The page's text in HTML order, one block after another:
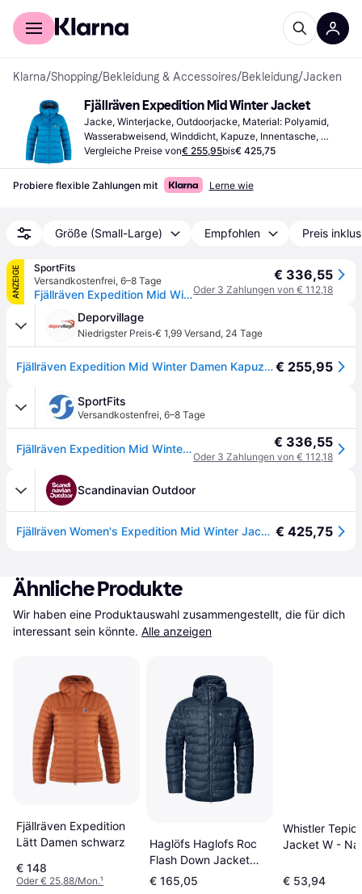
Für Shopper
Klarna/Shopping/Bekleidung & Accessoires/Bekleidung/Jacken
Fjällräven Expedition Mid Winter Jacket
Jacke, Winterjacke, Outdoorjacke, Material: Polyamid,
Wasserabweisend, Winddicht, Kapuze, Innentasche,
Taschen
Vergleiche Preise von€ 255,95bis€ 425,75
Probiere flexible Zahlungen mit Lerne wie
Größe (Small-Large) Empfohlen Preis
ANZEIGE
SportFits
Versandkostenfrei, 6–8 Tage
Fjällräven Expedition Mid Winter Jacket W un blue-navy (525-560) S
€ 336,55
Oder 3 Zahlungen von € 112,18
Deporvillage
Niedrigster Preis·€ 1,99 Versand, 24 Tage
Fjällräven Expedition Mid Winter Damen Kapuzenjacke knallblau - M - Blue€ 255,95
SportFits
Versandkostenfrei, 6–8 Tage
Fjällräven Expedition Mid Winter Jacket W un blue-navy (525-560) S € 336,55
Oder 3 Zahlungen von € 112,18
Scandinavian Outdoor
Fjällräven Women's Expedition Mid Winter Jacket € 425,75
Ähnliche Produkte
Wir haben eine Produktauswahl zusammengestellt, die für dich
interessant sein könnte. Alle anzeigen
Fjällräven Expedition
Lätt Damen schwarz
€ 148
Oder € 25,88/Mon.¹
Haglöfs Haglofs Roc
Flash Down Jacket
Blau Frau
€ 165,05
Whistler Tepic
Jacket W -
€ 53,94